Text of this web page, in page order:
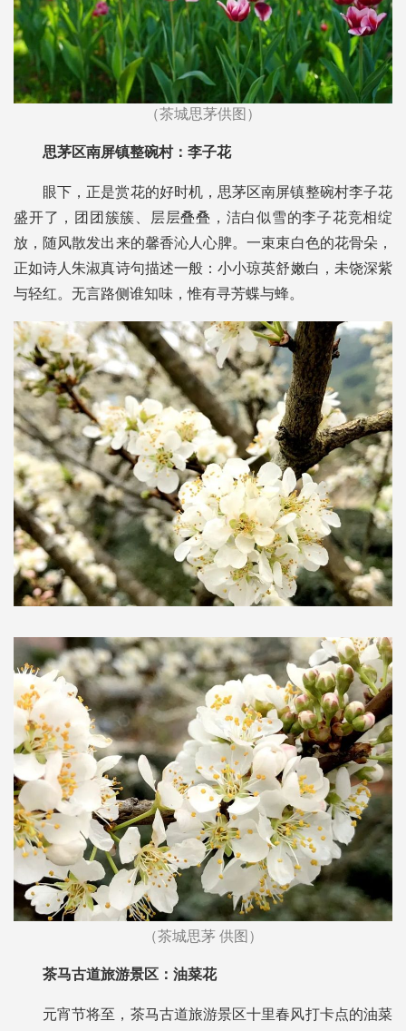
（茶城思茅供图）
思茅区南屏镇整碗村：李子花
眼下，正是赏花的好时机，思茅区南屏镇整碗村李子花
盛开了，团团簇簇、层层叠叠，洁白似雪的李子花竞相绽
放，随风散发出来的馨香沁人心脾。一束束白色的花骨朵，
正如诗人朱淑真诗句描述一般：小小琼英舒嫩白，未饶深紫
与轻红。无言路侧谁知味，惟有寻芳蝶与蜂。
（茶城思茅 供图）
茶马古道旅游景区：油菜花
元宵节将至，茶马古道旅游景区十里春风打卡点的油菜